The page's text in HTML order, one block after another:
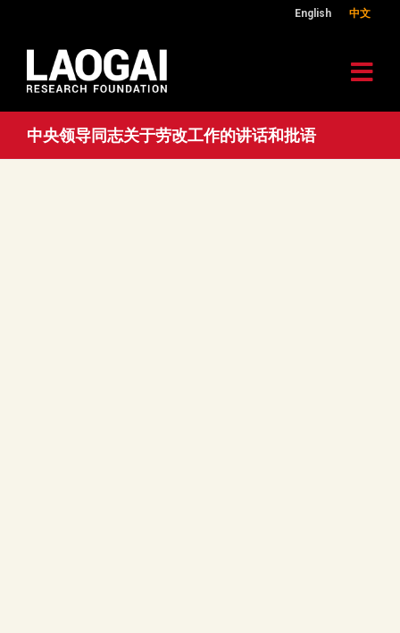
English 中文
中央领导同志关于劳改工作的讲话和批语